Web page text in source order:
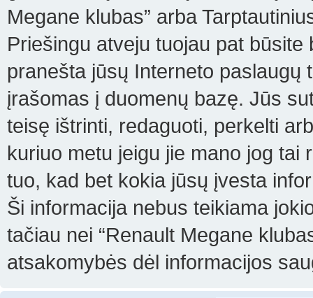
Megane klubas” arba
Priešingu atveju tuojau pat
pranešta jūsų Interneto paslaugų
įrašomas į duomenų bazę. Jūs
teisę ištrinti, redaguoti, perkelti
kuriuo metu jeigu jie mano jog tai
tuo, kad bet kokia jūsų įvesta
Ši informacija nebus teikiama
tačiau nei “Renault Megane
atsakomybės dėl informacijos